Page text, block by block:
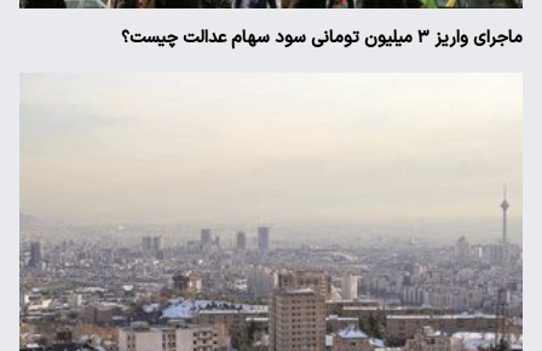
ماجرای واریز ۳ میلیون تومانی سود سهام عدالت چیست؟